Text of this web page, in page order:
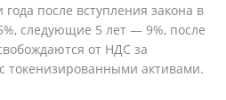
после вступления закона в
следующие 5 лет — 9%, после
от НДС за
токенизированными активами.